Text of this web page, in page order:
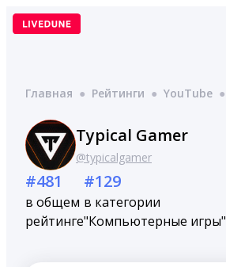
Перейти
Главная ● Рейтинги ● YouTube ●
Typical Gamer
@typicalgamer
#481
в общем
рейтинге
#129
в категории
"Компьютерные игры"